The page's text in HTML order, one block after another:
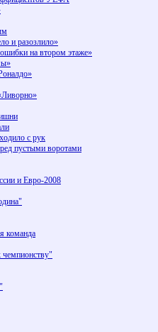
и разозлило»
на втором этаже»
с рук
пустыми воротами
и Евро-2008
команда